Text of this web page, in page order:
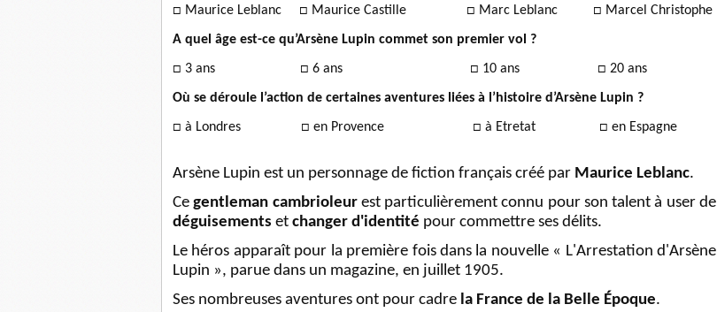
□ Maurice Leblanc □ Maurice Castille □ Marc Leblanc □ Marcel Christophe
A quel âge est-ce qu’Arsène Lupin commet son premier vol ?
□ 3 ans □ 6 ans □ 10 ans □ 20 ans
Où se déroule l’action de certaines aventures liées à l’histoire d’Arsène Lupin ?
□ à Londres □ en Provence □ à Etretat □ en Espagne
Arsène Lupin est un personnage de fiction français créé par Maurice Leblanc.
Cegentleman cambrioleurest particulièrement connu pour son talent à user de
déguisements et changer d'identité pour commettre ses délits.
Le héros apparaît pour la première fois dans la nouvelle « L'Arrestation d'Arsène
Lupin », parue dans un magazine, en juillet 1905.
Ses nombreuses aventures ont pour cadre la France de la Belle Époque.